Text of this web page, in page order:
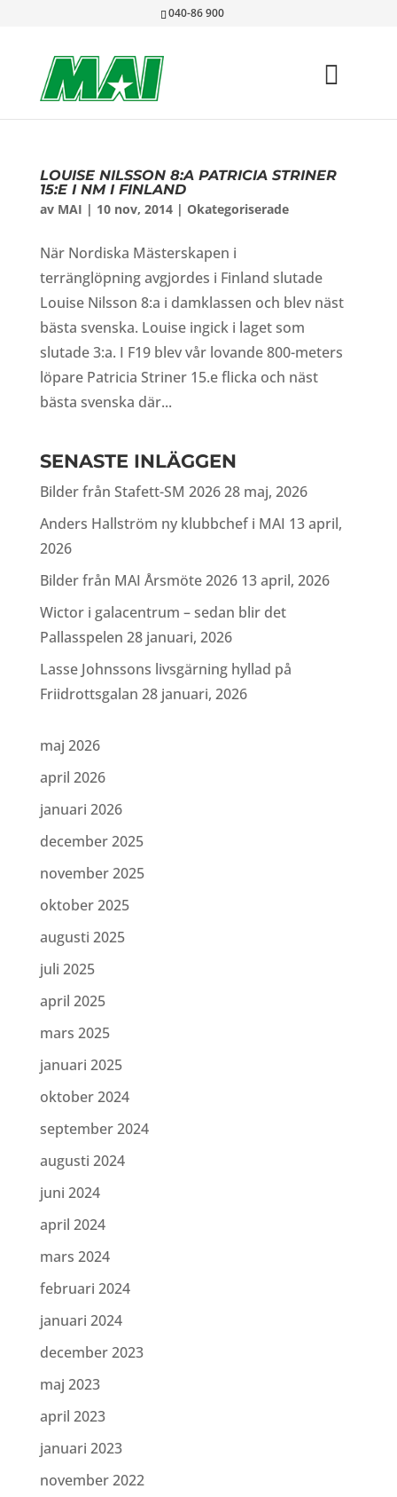
040-86 900
LOUISE NILSSON 8:A PATRICIA STRINER
15:E I NM I FINLAND
av MAI | 10 nov, 2014| Okategoriserade
När Nordiska Mästerskapen i
terränglöpning avgjordes i Finland slutade
Louise Nilsson 8:a i damklassen och blev näst
bästa svenska. Louise ingick i laget som
slutade 3:a. I F19 blev vår lovande 800-meters
löpare Patricia Striner 15.e flicka och näst
bästa svenska där...
SENASTE INLÄGGEN
Bilder från Stafett-SM 202628 maj, 2026
Anders Hallström ny klubbchef i MAI 13 april,
2026
Bilder från MAI Årsmöte 2026 13 april, 2026
Wictor i galacentrum – sedan blir det
Pallasspelen 28 januari, 2026
Lasse Johnssons livsgärning hyllad på
Friidrottsgalan 28 januari, 2026
maj 2026
april 2026
januari 2026
december 2025
november 2025
oktober 2025
augusti 2025
juli 2025
april 2025
mars 2025
januari 2025
oktober 2024
september 2024
augusti 2024
juni 2024
april 2024
mars 2024
februari 2024
januari 2024
december 2023
maj 2023
april 2023
januari 2023
november 2022